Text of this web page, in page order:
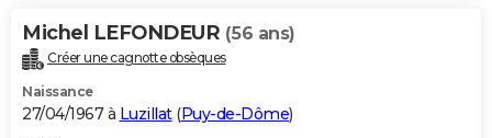
Michel LEFONDEUR (56 ans)
Créer une cagnotte obsèques
Naissance
27/04/1967 à Luzillat(Puy-de-Dôme)